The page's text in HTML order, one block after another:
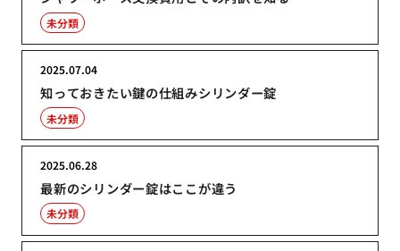
未分類
知っておきたい鍵の仕組みシリンダー錠
2025.07.04
未分類
最新のシリンダー錠はここが違う
2025.06.28
未分類